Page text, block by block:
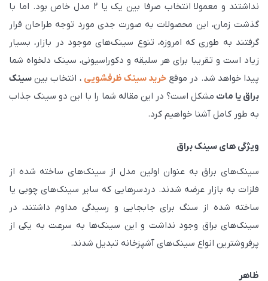
نداشتند و معمولا انتخاب صرفا بین یک یا 2 مدل خاص بود. اما با
گذشت زمان، این محصولات به صورت جدی مورد توجه طراحان قرار
گرفتند به طوری که امروزه، تنوع سینک‌های موجود در بازار، بسیار
زیاد است و تقریبا برای هر سلیقه و دکوراسیونی، سینک دلخواه شما
پیدا خواهد شد. در موقع خرید سینک ظرفشویی ، انتخاب بین سینک
براق یا مات مشکل است؟ در این مقاله شما را با این دو سینک جذاب
به طور کامل آشنا خواهیم کرد.
ویژگی های سینک براق
سینک‌های براق به عنوان اولین مدل از سینک‌های ساخته شده از
فلزات به بازار عرضه شدند. دردسرهایی که سایر سینک‌های چوبی یا
ساخته شده از سنگ برای جابجایی و رسیدگی مداوم داشتند، در
سینک‌های براق وجود نداشت و این سینک‌ها به سرعت به یکی از
پرفروشترین انواع سینک‌های آشپزخانه تبدیل شدند.
ظاهر